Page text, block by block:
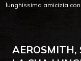
lunghissima amicizia
AEROSMITH,